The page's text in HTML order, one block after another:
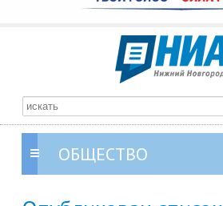
ОБЩЕСТВО